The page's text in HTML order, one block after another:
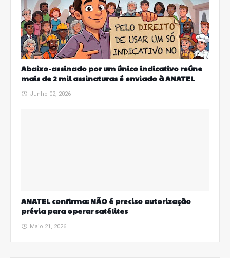
Abaixo-assinado por um único indicativo reúne
mais de 2 mil assinaturas é enviado à ANATEL
Junho 02, 2026
ANATEL confirma: NÃO é preciso autorização
prévia para operar satélites
Maio 21, 2026